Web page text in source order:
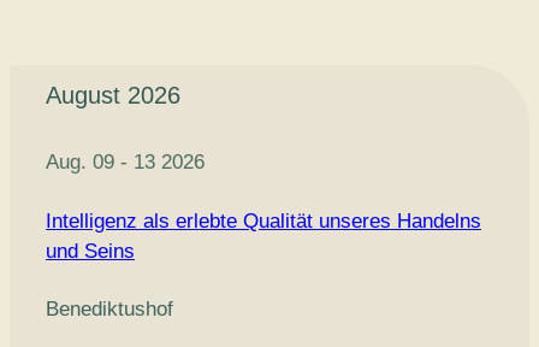
August 2026
Aug. 09 - 13 2026
Intelligenz als erlebte Qualität unseres Handelns
und Seins
Benediktushof